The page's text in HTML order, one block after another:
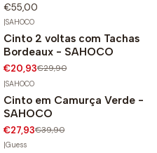
€55,00
-30%
|SAHOCO
Cinto 2 voltas com Tachas
Bordeaux - SAHOCO
€20,93€29,90
-30%
|SAHOCO
Cinto em Camurça Verde -
SAHOCO
€27,93€39,90
|Guess